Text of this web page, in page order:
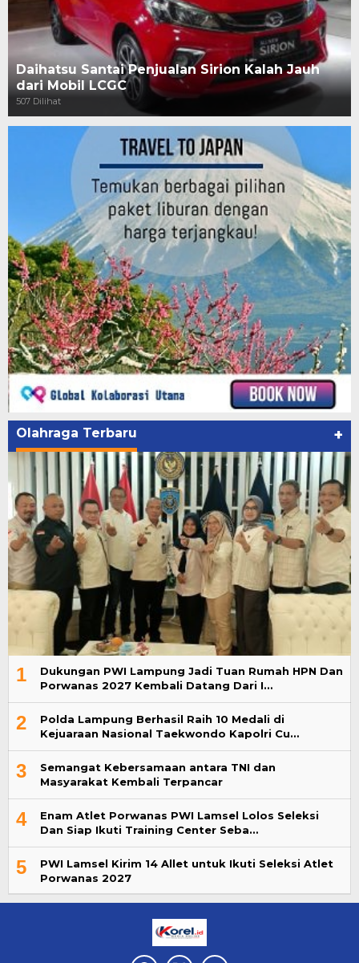
Daihatsu Santai Penjualan Sirion Kalah Jauh
dari Mobil LCGC
507 Dilihat
Olahraga Terbaru +
1
Dukungan PWI Lampung Jadi Tuan Rumah HPN Dan
Porwanas 2027 Kembali Datang Dari I…
2
Polda Lampung Berhasil Raih 10 Medali di
Kejuaraan Nasional Taekwondo Kapolri Cu…
3
Semangat Kebersamaan antara TNI dan
Masyarakat Kembali Terpancar
4
Enam Atlet Porwanas PWI Lamsel Lolos Seleksi
Dan Siap Ikuti Training Center Seba…
5
PWI Lamsel Kirim 14 Allet untuk Ikuti Seleksi Atlet
Porwanas 2027